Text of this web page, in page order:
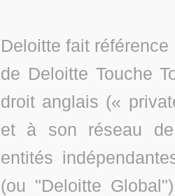
Deloitte fait
de Deloitte Touche
droit anglais («
et à son réseau de
entités
(ou "Deloitte